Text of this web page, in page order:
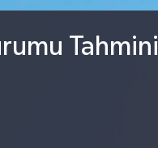
Tahmini